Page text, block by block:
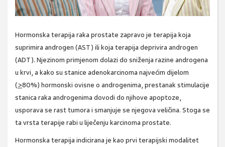
Hormonska terapija raka prostate zapravo je terapija koja
suprimira androgen (AST) ili koja terapija deprivira androgen
(ADT). Njezinom primjenom dolazi do sniženja razine androgena
u krvi, a kako su stanice adenokarcinoma najvećim dijelom
(>80%) hormonski ovisne o androgenima, prestanak stimulacije
stanica raka androgenima dovodi do njihove apoptoze,
usporava se rast tumora i smanjuje se njegova veličina. Stoga se
ta vrsta terapije rabi u liječenju karcinoma prostate.
Hormonska terapija indicirana je kao prvi terapijski modalitet